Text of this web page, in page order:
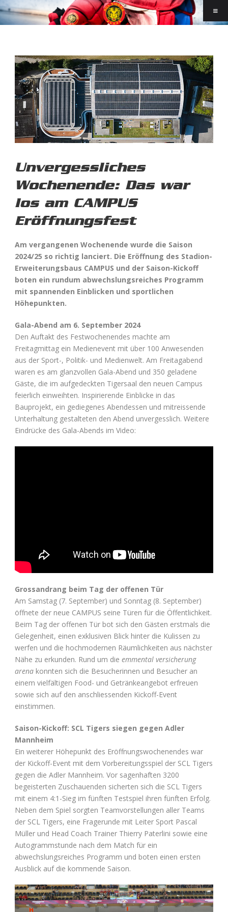
Unvergessliches
Wochenende: Das war
los am CAMPUS
Eröffnungsfest
Am vergangenen Wochenende wurde die Saison
2024/25 so richtig lanciert. Die Eröffnung des Stadion-
Erweiterungsbaus CAMPUS und der Saison-Kickoff
boten ein rundum abwechslungsreiches Programm
mit spannenden Einblicken und sportlichen
Höhepunkten.
Gala-Abend am 6. September 2024
Den Auftakt des Festwochenendes machte am
Freitagmittag ein Medienevent mit über 100 Anwesenden
aus der Sport-, Politik- und Medienwelt. Am Freitagabend
waren es am glanzvollen Gala-Abend und 350 geladene
Gäste, die im aufgedeckten Tigersaal den neuen Campus
feierlich einweihten. Inspirierende Einblicke in das
Bauprojekt, ein gediegenes Abendessen und mitreissende
Unterhaltung gestalteten den Abend unvergesslich. Weitere
Eindrücke des Gala-Abends im Video:
Grossandrang beim Tag der offenen Tür
Am Samstag (7. September) und Sonntag (8. September)
öffnete der neue CAMPUS seine Türen für die Öffentlichkeit.
Beim Tag der offenen Tür bot sich den Gästen erstmals die
Gelegenheit, einen exklusiven Blick hinter die Kulissen zu
werfen und die hochmodernen Räumlichkeiten aus nächster
Nähe zu erkunden. Rund um die emmental versicherung
arena konnten sich die Besucherinnen und Besucher an
einem vielfältigen Food- und Getränkeangebot erfreuen
sowie sich auf den anschliessenden Kickoff-Event
einstimmen.
Saison-Kickoff: SCL Tigers siegen gegen Adler
Mannheim
Ein weiterer Höhepunkt des Eröffnungswochenendes war
der Kickoff-Event mit dem Vorbereitungsspiel der SCL Tigers
gegen die Adler Mannheim. Vor sagenhaften 3200
begeisterten Zuschauenden sicherten sich die SCL Tigers
mit einem 4:1-Sieg im fünften Testspiel ihren fünften Erfolg.
Neben dem Spiel sorgten Teamvorstellungen aller Teams
der SCL Tigers, eine Fragerunde mit Leiter Sport Pascal
Müller und Head Coach Trainer Thierry Paterlini sowie eine
Autogrammstunde nach dem Match für ein
abwechslungsreiches Programm und boten einen ersten
Ausblick auf die kommende Saison.